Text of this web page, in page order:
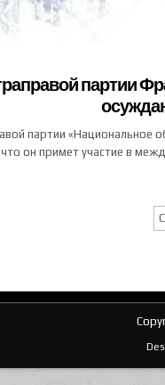
партии
партии «Национальное
он примет участие в